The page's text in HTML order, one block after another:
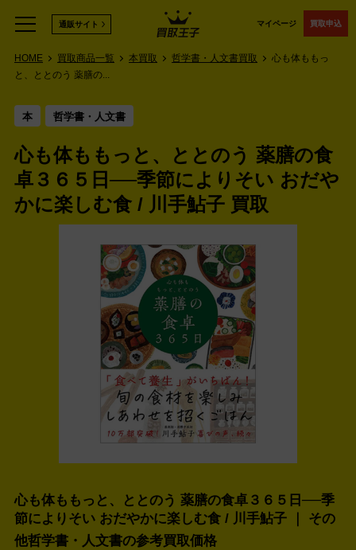
マイページ 買取申込
通販サイト
HOME 買取商品一覧 本買取 哲学書・人文書買取
心も体ももっ
と、ととのう 薬膳の...
本 哲学書・人文書
心も体ももっと、ととのう 薬膳の食
卓３６５日──季節によりそい おだや
かに楽しむ食 / 川手鮎子 買取
心も体ももっと、ととのう 薬膳の食卓３６５日──季
節によりそい おだやかに楽しむ食 / 川手鮎子 ｜ その
他哲学書・人文書の参考買取価格